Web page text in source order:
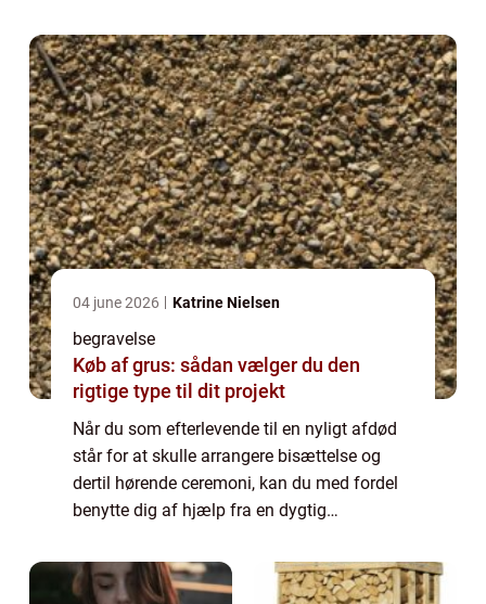
art, s...
04 june 2026 Katrine Nielsen
begravelse
Køb af grus: sådan vælger du den
rigtige type til dit projekt
Når du som efterlevende til en nyligt afdød
står for at skulle arrangere bisættelse og
dertil hørende ceremoni, kan du med fordel
benytte dig af hjælp fra en dygtig
bedemand har mange opgaver af forskellige
art, s...